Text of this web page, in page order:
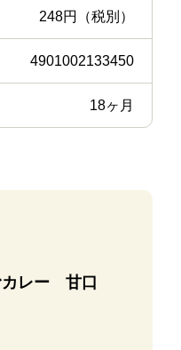
248円（税別）
4901002133450
18ヶ月
カレー 甘口